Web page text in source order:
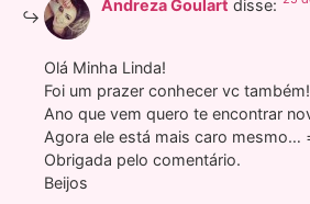
Andreza Goulart disse:
Olá Minha Linda!
Foi um prazer conhecer vc também!
Ano que vem quero te encontrar
Agora ele está mais caro mesmo…
Obrigada pelo comentário.
Beijos